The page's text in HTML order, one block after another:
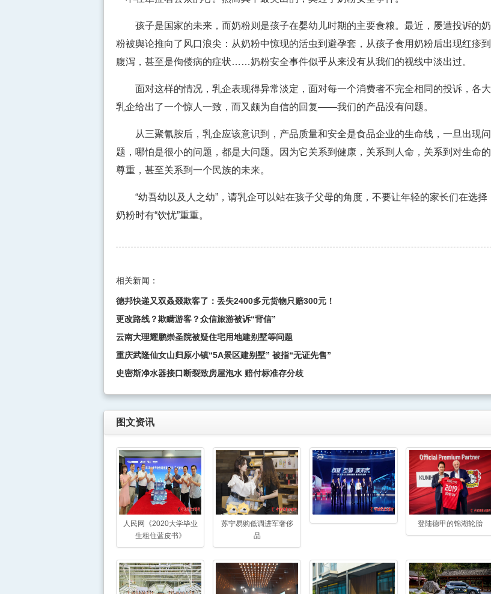
孩子是国家的未来，而奶粉则是孩子在婴幼儿时期的主要食粮。最近，屡遭投诉的奶
粉被舆论推向了风口浪尖：从奶粉中惊现的活虫到避孕套，从孩子食用奶粉后出现红疹到
腹泻，甚至是佝偻病的症状……奶粉安全事件似乎从来没有从我们的视线中淡出过。
面对这样的情况，乳企表现得异常淡定，面对每一个消费者不完全相同的投诉，各大
乳企给出了一个惊人一致，而又颇为自信的回复——我们的产品没有问题。
从三聚氰胺后，乳企应该意识到，产品质量和安全是食品企业的生命线，一旦出现问
题，哪怕是很小的问题，都是大问题。因为它关系到健康，关系到人命，关系到对生命的
尊重，甚至关系到一个民族的未来。
“幼吾幼以及人之幼”，请乳企可以站在孩子父母的角度，不要让年轻的家长们在选择
奶粉时有“饮忧”重重。
相关新闻：
德邦快递又双叒叕欺客了：丢失2400多元货物只赔300元！
更改路线？欺瞒游客？众信旅游被诉“背信”
云南大理耀鹏崇圣院被疑住宅用地建别墅等问题
重庆武隆仙女山归原小镇“5A景区建别墅” 被指“无证先售”
史密斯净水器接口断裂致房屋泡水 赔付标准存分歧
图文资讯
人民网《2020大学毕业
生租住蓝皮书》
苏宁易购低调进军奢侈
品
登陆德甲的锦湖轮胎